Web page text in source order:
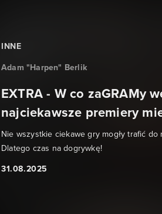
INNE
Adam "Harpen" Berlik
EXTRA - W co zaGRAMy
najciekawsze premiery
Nie wszystkie ciekawe gry mogły trafić
Dlatego czas na dogrywkę!
31.08.2025